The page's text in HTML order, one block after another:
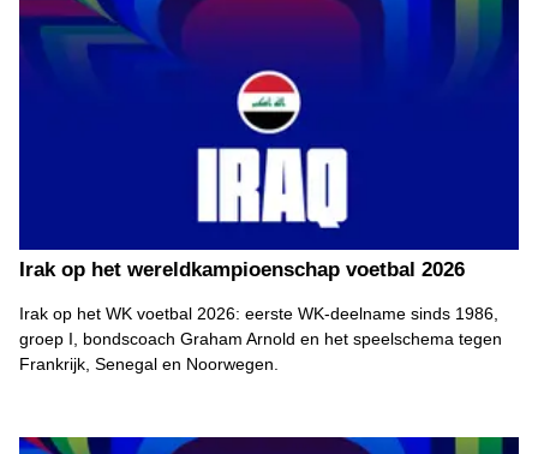
Irak op het wereldkampioenschap voetbal 2026
Irak op het WK voetbal 2026: eerste WK-deelname sinds 1986,
groep I, bondscoach Graham Arnold en het speelschema tegen
Frankrijk, Senegal en Noorwegen.